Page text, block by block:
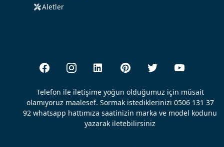
Aletler
Telefon ile iletişime yoğun olduğumuz için müsait
olamıyoruz maalesef. Sormak istediklerinizi 0506 131 37
92 whatsapp hattımıza saatinizin marka ve model kodunu
yazarak iletebilirsiniz